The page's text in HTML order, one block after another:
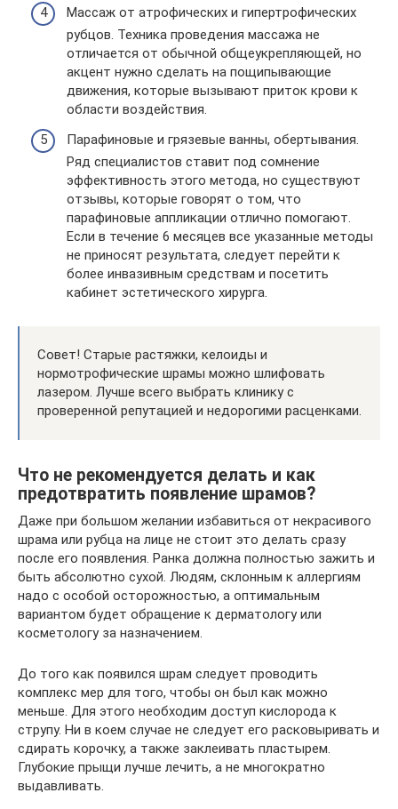
Массаж от атрофических и гипертрофических
рубцов. Техника проведения массажа не
отличается от обычной общеукрепляющей, но
акцент нужно сделать на пощипывающие
движения, которые вызывают приток крови к
области воздействия.
Парафиновые и грязевые ванны, обертывания.
Ряд специалистов ставит под сомнение
эффективность этого метода, но существуют
отзывы, которые говорят о том, что
парафиновые аппликации отлично помогают.
Если в течение 6 месяцев все указанные методы
не приносят результата, следует перейти к
более инвазивным средствам и посетить
кабинет эстетического хирурга.
Совет! Старые растяжки, келоиды и
нормотрофические шрамы можно шлифовать
лазером. Лучше всего выбрать клинику с
проверенной репутацией и недорогими расценками.
Что не рекомендуется делать и как
предотвратить появление шрамов?
Даже при большом желании избавиться от некрасивого
шрама или рубца на лице не стоит это делать сразу
после его появления. Ранка должна полностью зажить и
быть абсолютно сухой. Людям, склонным к аллергиям
надо с особой осторожностью, а оптимальным
вариантом будет обращение к дерматологу или
косметологу за назначением.
До того как появился шрам следует проводить
комплекс мер для того, чтобы он был как можно
меньше. Для этого необходим доступ кислорода к
струпу. Ни в коем случае не следует его расковыривать и
сдирать корочку, а также заклеивать пластырем.
Глубокие прыщи лучше лечить, а не многократно
выдавливать.